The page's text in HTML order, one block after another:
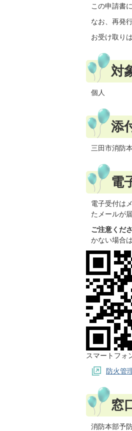
この申請書
なお、再発
お受け取り
対
個人
添
三田市消防
電
電子受付は
たメールが
ご注意くだ
かない場合
スマートフォ
防火管
窓
消防本部予